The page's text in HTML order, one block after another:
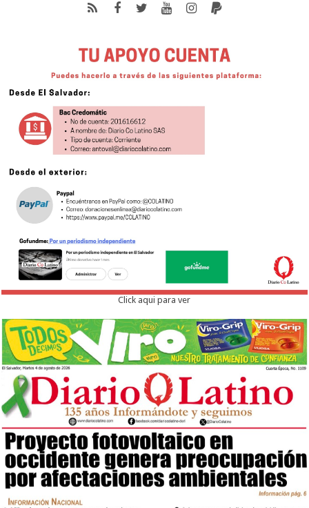
Click aqui para ver